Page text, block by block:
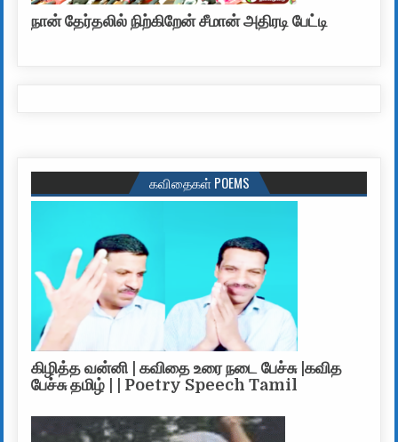
நான் தேர்தலில் நிற்கிறேன் சீமான் அதிரடி பேட்டி
கவிதைகள் POEMS
கிழித்த வன்னி | கவிதை உரை நடை பேச்சு |கவித
பேச்சு தமிழ் | | Poetry Speech Tamil